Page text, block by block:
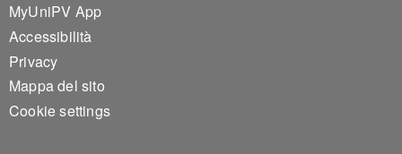
MyUniPV App
Accessibilità
Privacy
Mappa del sito
Cookie settings